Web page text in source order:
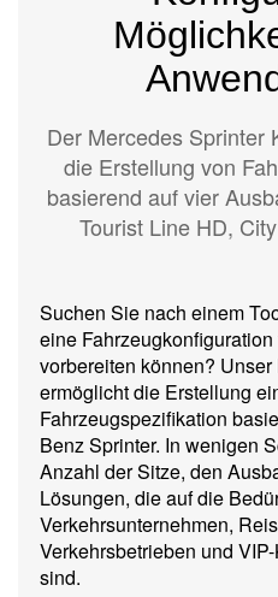
Der Mercedes Sprinter
die Erstellung von
basierend auf vier
Tourist Line HD,
Suchen Sie nach einem
eine
vorbereiten können?
ermöglicht die Erstellung
Fahrzeugspezifikation
Benz Sprinter. In wenigen
Anzahl der Sitze, den
Lösungen, die auf die
Verkehrsunternehmen,
Verkehrsbetrieben und
sind.